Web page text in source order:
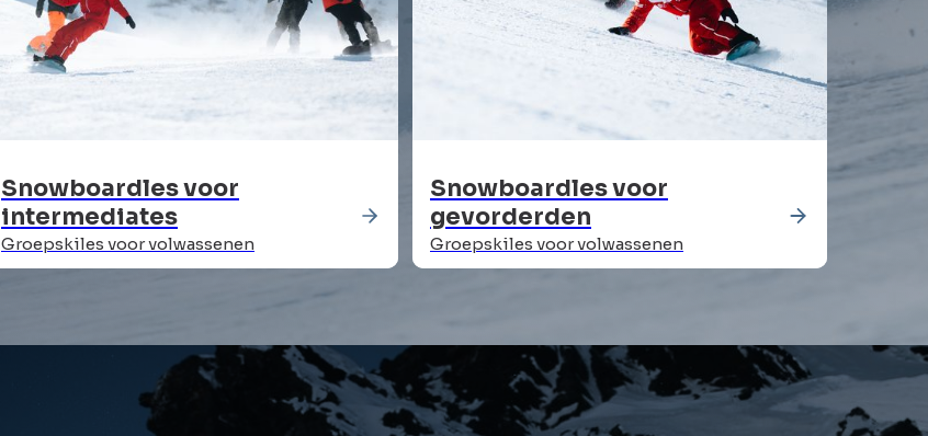
Snowboardles voor
intermediates
Groepskiles voor volwassenen
Snowboardles voor
gevorderden
Groepskiles voor volwassenen